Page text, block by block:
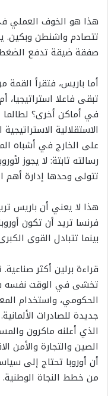
هذا هو الخوف العملي
تتصادم واشنطن وبكين.
صفقة ضيقة تدفع الضغط
أما باريس، فتقرأ
تبقى فاعلا
في أماكن أخرى؟ لطالما
الاستقلالية
على الخارج في أشباه
رسالته ثابتة: لا يجوز
تتولى وحدها إدارة أهم
هذا لا يعني أن باريس
فرنسا تريد أن تكون
بينما تتبادل القوى
قراءة برلين أكثر
تخشى في الوقت نفسه
الحكومي، واستخدام
جديدة للصادرات
الذي أعلنه ماكرون
الصين والتجارة والأمن
أن أوروبا تحتاج إلى
من خطط النجاة الوطنية.